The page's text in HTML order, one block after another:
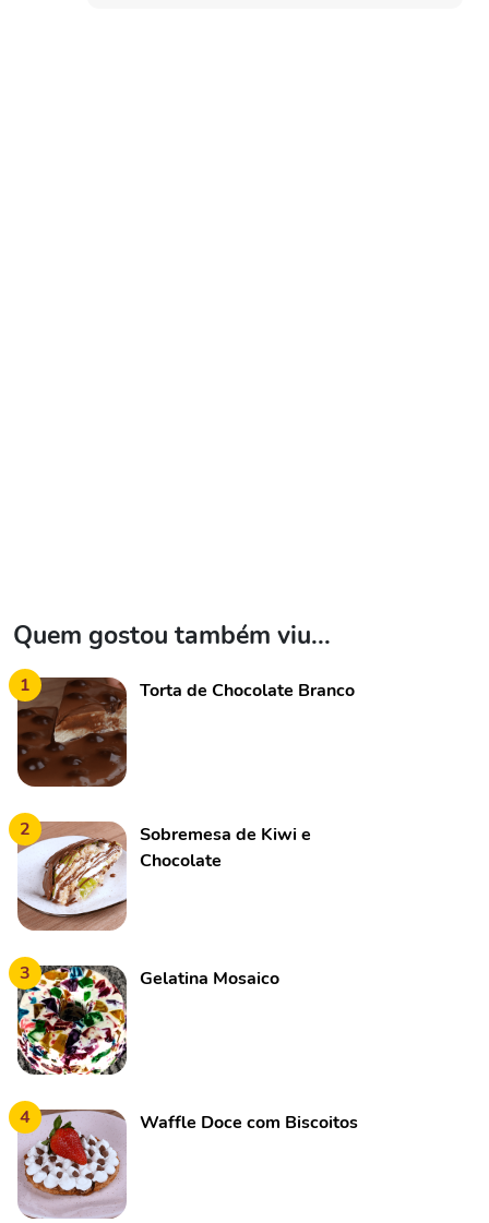
Quem gostou também viu...
1 Torta de Chocolate Branco
2
Sobremesa de Kiwi e
Chocolate
3 Gelatina Mosaico
4 Waffle Doce com Biscoitos